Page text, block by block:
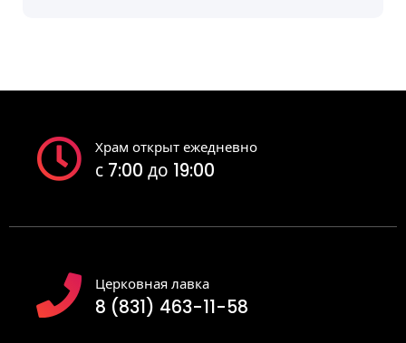
Храм открыт ежедневно
с 7:00 до 19:00
Церковная лавка
8 (831) 463-11-58